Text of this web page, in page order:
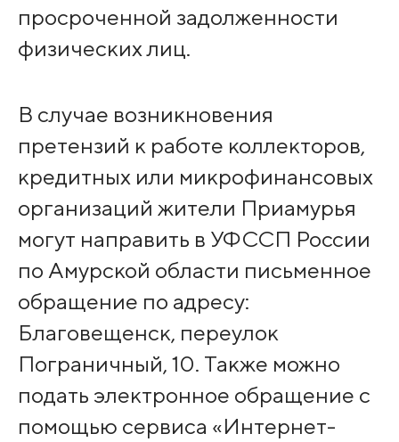
просроченной задолженности
физических лиц.
В случае возникновения
претензий к работе коллекторов,
кредитных или микрофинансовых
организаций жители Приамурья
могут направить в УФССП России
по Амурской области письменное
обращение по адресу:
Благовещенск, переулок
Пограничный, 10. Также можно
подать электронное обращение с
помощью сервиса «Интернет-